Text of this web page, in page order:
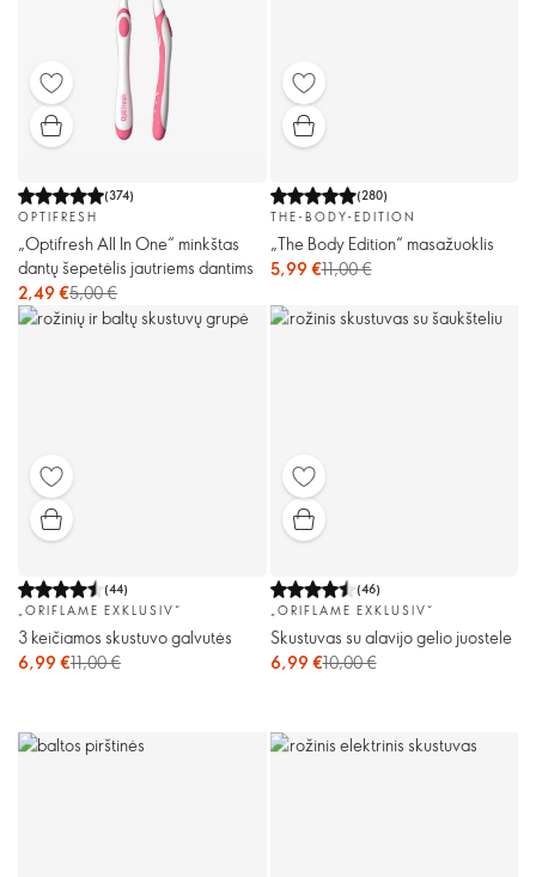
(374)
OPTIFRESH
„Optifresh All In One“ minkštas
dantų šepetėlis jautriems dantims
2,49 €5,00 €
(280)
THE-BODY-EDITION
„The Body Edition“ masažuoklis
5,99 €11,00 €
(44)
„ORIFLAME EXKLUSIV“
3 keičiamos skustuvo galvutės
6,99 €11,00 €
(46)
„ORIFLAME EXKLUSIV“
Skustuvas su alavijo gelio juostele
6,99 €10,00 €